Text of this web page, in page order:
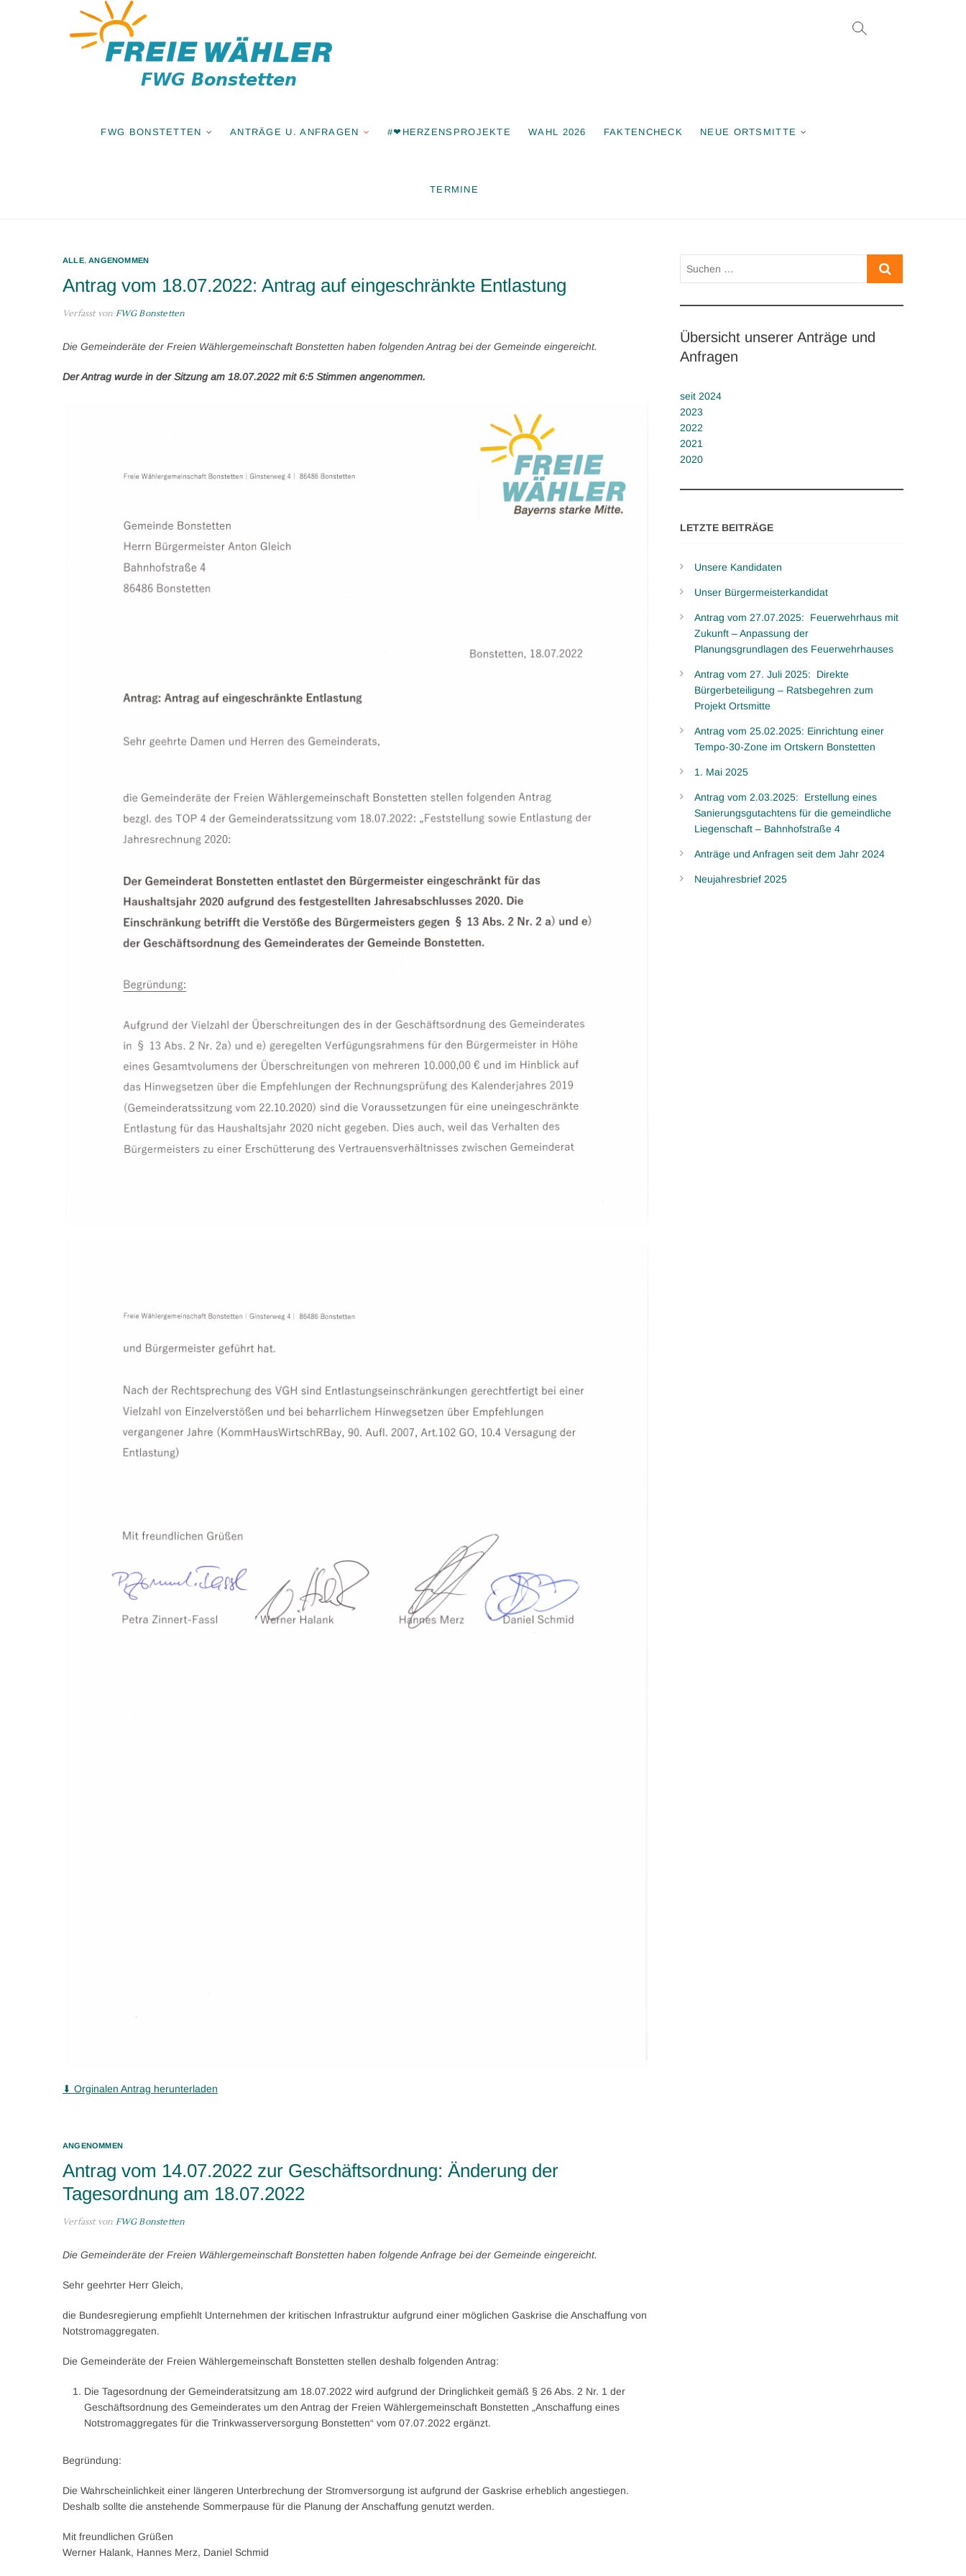
FWG BONSTETTEN ANTRÄGE U. ANFRAGEN #❤HERZENSPROJEKTE WAHL 2026 FAKTENCHECK NEUE ORTSMITTE
TERMINE
ALLE,ANGENOMMEN
Antrag vom 18.07.2022: Antrag auf eingeschränkte Entlastung
Verfasst von FWG Bonstetten
Die Gemeinderäte der Freien Wählergemeinschaft Bonstetten haben folgenden Antrag bei der Gemeinde eingereicht.
Der Antrag wurde in der Sitzung am 18.07.2022 mit 6:5 Stimmen angenommen.
⬇ Orginalen Antrag herunterladen
ANGENOMMEN
Antrag vom 14.07.2022 zur Geschäftsordnung: Änderung der
Tagesordnung am 18.07.2022
Verfasst von FWG Bonstetten
Die Gemeinderäte der Freien Wählergemeinschaft Bonstetten haben folgende Anfrage bei der Gemeinde eingereicht.
Sehr geehrter Herr Gleich,
die Bundesregierung empfiehlt Unternehmen der kritischen Infrastruktur aufgrund einer möglichen Gaskrise die Anschaffung von
Notstromaggregaten.
Die Gemeinderäte der Freien Wählergemeinschaft Bonstetten stellen deshalb folgenden Antrag:
Die Tagesordnung der Gemeinderatsitzung am 18.07.2022 wird aufgrund der Dringlichkeit gemäß § 26 Abs. 2 Nr. 1 der
Geschäftsordnung des Gemeinderates um den Antrag der Freien Wählergemeinschaft Bonstetten „Anschaffung eines
Notstromaggregates für die Trinkwasserversorgung Bonstetten“ vom 07.07.2022 ergänzt.
Begründung:
Die Wahrscheinlichkeit einer längeren Unterbrechung der Stromversorgung ist aufgrund der Gaskrise erheblich angestiegen.
Deshalb sollte die anstehende Sommerpause für die Planung der Anschaffung genutzt werden.
Mit freundlichen Grüßen
Werner Halank, Hannes Merz, Daniel Schmid
Suchen
Übersicht unserer Anträge und
Anfragen
seit 2024
2023
2022
2021
2020
LETZTE BEITRÄGE
Unsere Kandidaten
Unser Bürgermeisterkandidat
Antrag vom 27.07.2025: Feuerwehrhaus mit
Zukunft – Anpassung der
Planungsgrundlagen des Feuerwehrhauses
Antrag vom 27. Juli 2025: Direkte
Bürgerbeteiligung – Ratsbegehren zum
Projekt Ortsmitte
Antrag vom 25.02.2025: Einrichtung einer
Tempo-30-Zone im Ortskern Bonstetten
1. Mai 2025
Antrag vom 2.03.2025: Erstellung eines
Sanierungsgutachtens für die gemeindliche
Liegenschaft – Bahnhofstraße 4
Anträge und Anfragen seit dem Jahr 2024
Neujahresbrief 2025